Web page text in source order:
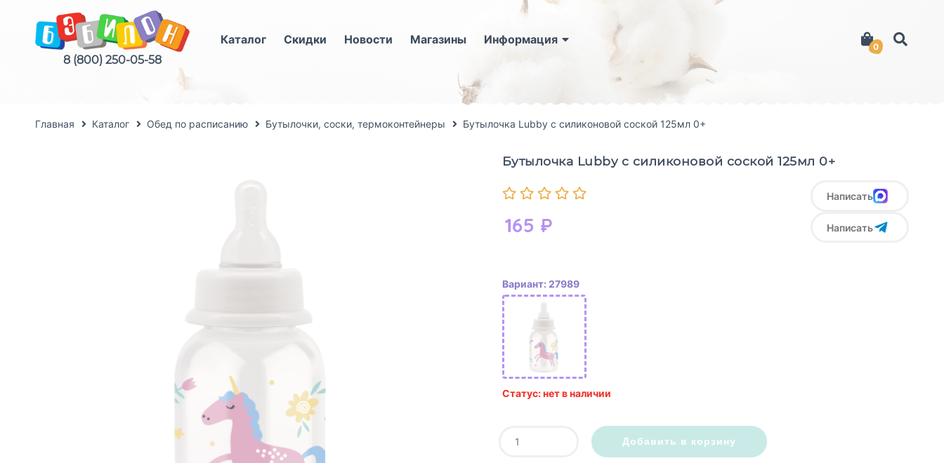
8 (800) 250-05-58
Каталог Скидки Новости Магазины Информация
0
Главная Каталог Обед по расписанию Бутылочки, соски, термоконтейнеры Бутылочка Lubby с силиконовой соской 125мл 0+
Бутылочка Lubby с силиконовой соской 125мл 0+
165 ₽
Написать
Написать
Вариант: 27989
Статус: нет в наличии
Добавить в корзину